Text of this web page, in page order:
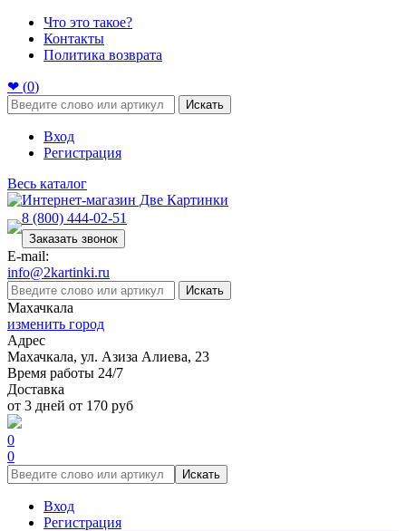
Что это такое?
Контакты
Политика возврата
❤ (0)
Искать
Вход
Регистрация
Весь каталог
8 (800) 444-02-51
Заказать звонок
E-mail:
info@2kartinki.ru
Искать
Махачкала
изменить город
Адрес
Махачкала, ул. Азиза Алиева, 23
Время работы 24/7
Доставка
от 3 дней от 170 руб
0
0
Искать
Вход
Регистрация